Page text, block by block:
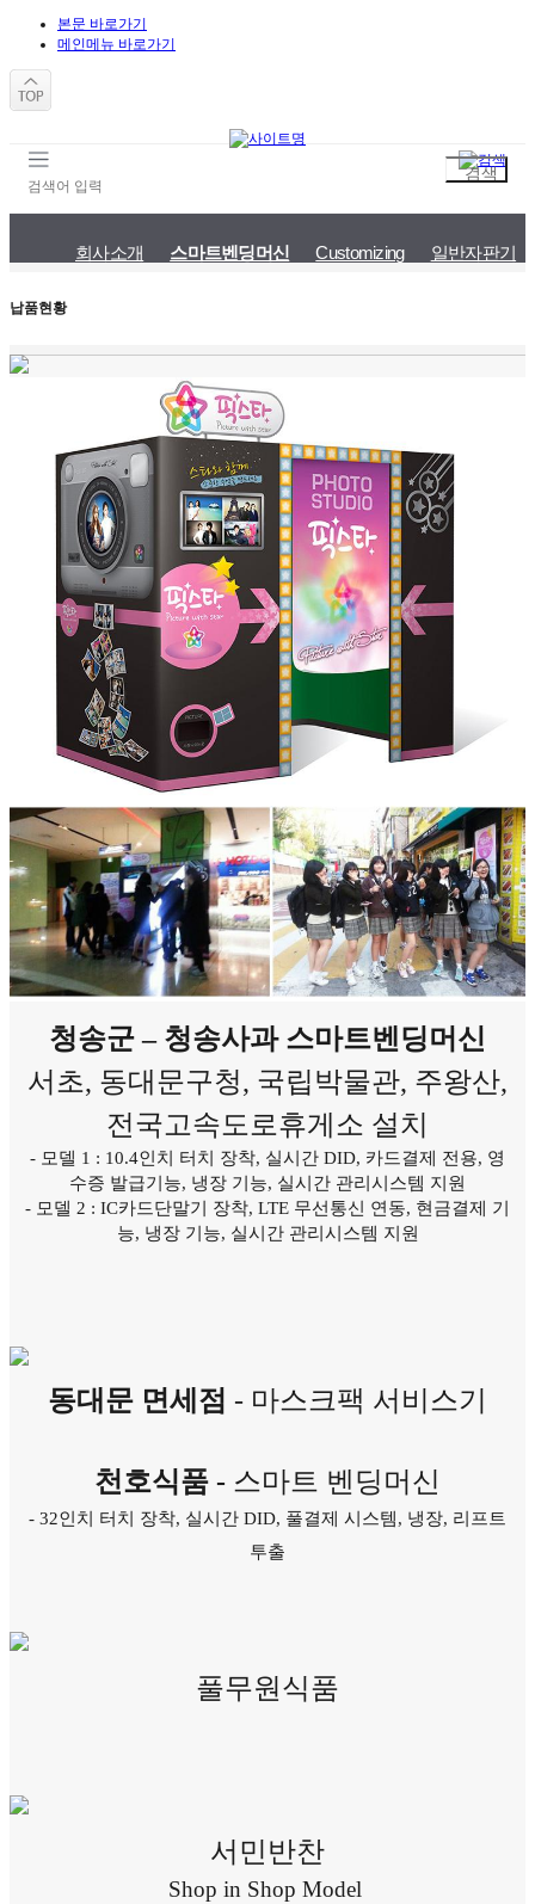
본문 바로가기
메인메뉴 바로가기
회사소개 스마트벤딩머신 Customizing 일반자판기
납품현황
청송군 – 청송사과 스마트벤딩머신
서초, 동대문구청, 국립박물관, 주왕산,
전국고속도로휴게소 설치
- 모델 1 : 10.4인치 터치 장착, 실시간 DID, 카드결제 전용, 영
수증 발급기능, 냉장 기능, 실시간 관리시스템 지원
- 모델 2 : IC카드단말기 장착, LTE 무선통신 연동, 현금결제 기
능, 냉장 기능, 실시간 관리시스템 지원
동대문 면세점 - 마스크팩 서비스기
천호식품 - 스마트 벤딩머신
- 32인치 터치 장착, 실시간 DID, 풀결제 시스템, 냉장, 리프트
투출
풀무원식품
서민반찬
Shop in Shop Model